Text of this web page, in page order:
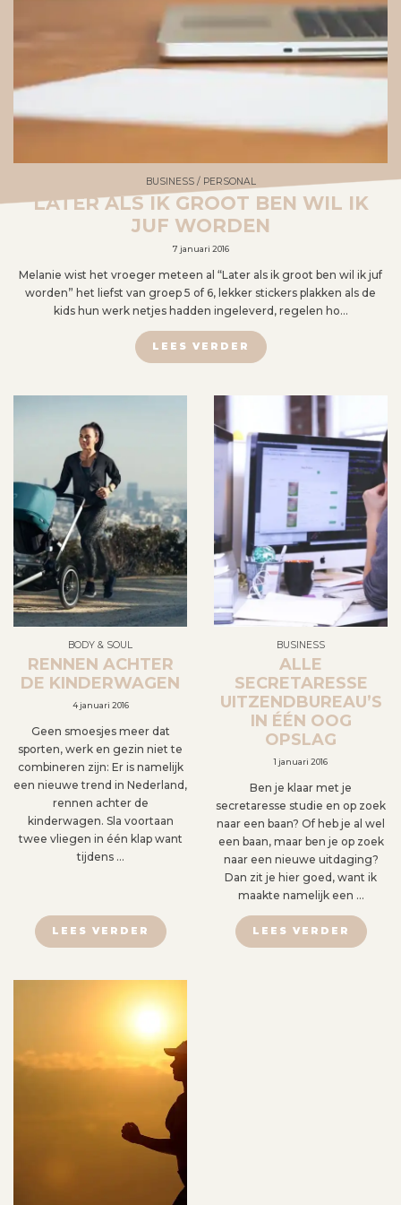
BUSINESS/ PERSONAL
LATER ALS IK GROOT BEN WIL IK
JUF WORDEN
7 januari 2016
Melanie wist het vroeger meteen al “Later als ik groot ben wil ik juf
worden” het liefst van groep 5 of 6, lekker stickers plakken als de
kids hun werk netjes hadden ingeleverd, regelen ho…
LEES VERDER
BODY & SOUL
RENNEN ACHTER
DE KINDERWAGEN
4 januari 2016
Geen smoesjes meer dat
sporten, werk en gezin niet te
combineren zijn: Er is namelijk
een nieuwe trend in Nederland,
rennen achter de
kinderwagen. Sla voortaan
twee vliegen in één klap want
tijdens …
LEES VERDER
BUSINESS
ALLE
SECRETARESSE
UITZENDBUREAU’S
IN ÉÉN OOG
OPSLAG
1 januari 2016
Ben je klaar met je
secretaresse studie en op zoek
naar een baan? Of heb je al wel
een baan, maar ben je op zoek
naar een nieuwe uitdaging?
Dan zit je hier goed, want ik
maakte namelijk een …
LEES VERDER